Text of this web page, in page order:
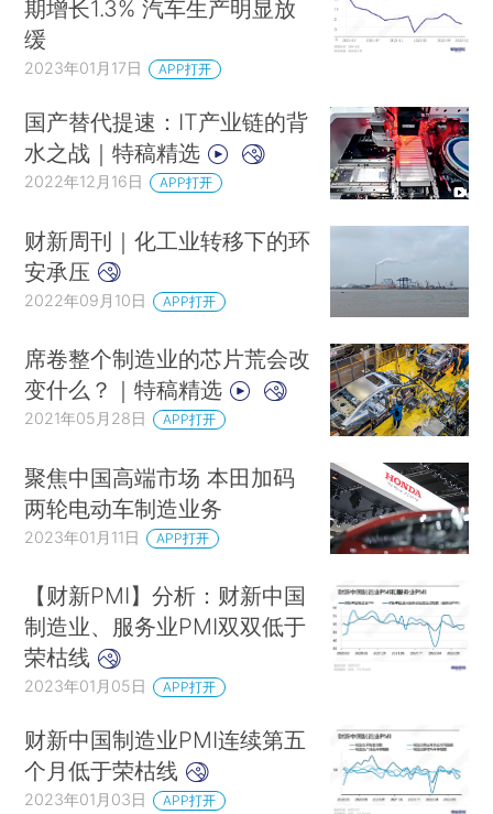
期增长1.3% 汽车生产明显放
缓
2023年01月17日 APP打开
国产替代提速：IT产业链的背
水之战｜特稿精选
2022年12月16日 APP打开
财新周刊｜化工业转移下的环
安承压
2022年09月10日 APP打开
席卷整个制造业的芯片荒会改
变什么？｜特稿精选
2021年05月28日 APP打开
聚焦中国高端市场 本田加码
两轮电动车制造业务
2023年01月11日 APP打开
【财新PMI】分析：财新中国
制造业、服务业PMI双双低于
荣枯线
2023年01月05日 APP打开
财新中国制造业PMI连续第五
个月低于荣枯线
2023年01月03日 APP打开